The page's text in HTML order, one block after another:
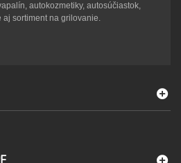
autokozmetiky, autosúčiastok,
sortiment na grilovanie.